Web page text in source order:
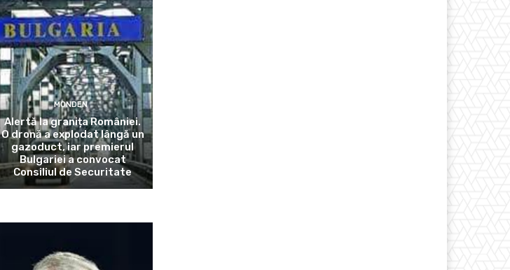
MONDEN
Alertă la granița României.
O dronă a explodat lângă un
gazoduct, iar premierul
Bulgariei a convocat
Consiliul de Securitate